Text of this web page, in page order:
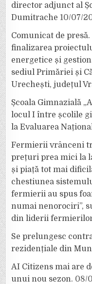
director adjunct al
Dumitrache 10/07/
Comunicat de
finalizarea
energetice și
sediul Primăriei și
Urechești, județul
Școala Gimnazială
locul I între școlile
la Evaluarea
Fermierii vrânceni
prețuri prea mici la
și piață tot mai
chestiunea
fermierii au spus
numai nenorociri”,
din liderii
Se prelungesc
rezidențiale din
AI Citizens mai are
unui nou sezon. 08/